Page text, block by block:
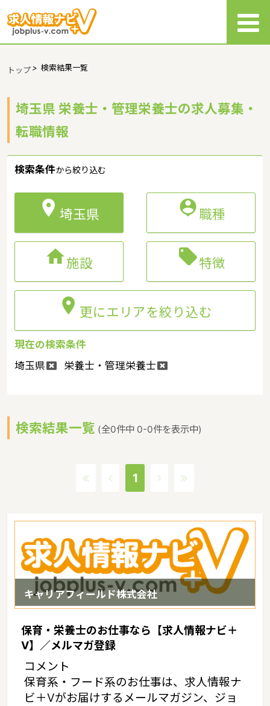
トップ> 検索結果一覧
埼玉県 栄養士・管理栄養士の求人募集・
転職情報
検索条件から絞り込む
埼玉県 職種
施設 特徴
 更にエリアを絞り込む
現在の検索条件
埼玉県
栄養士・管理栄養士
検索結果一覧 (全0件中 0-0件を表示中)
1
キャリアフィールド株式会社
保育・栄養士のお仕事なら【求人情報ナビ＋
V】／メルマガ登録
コメント
保育系・フード系のお仕事は、求人情報ナ
ビ＋Vがお届けするメールマガジン、ジョ